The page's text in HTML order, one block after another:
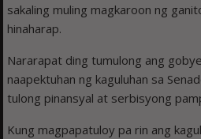
sakaling muling magkaroon ng
hinaharap.
Nararapat ding tumulong ang
naapektuhan ng kaguluhan sa
tulong pinansyal at serbisyong
Kung magpapatuloy pa rin ang